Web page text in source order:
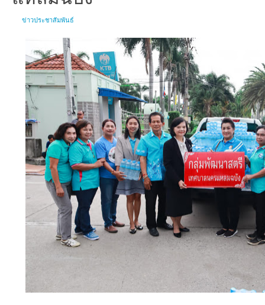
ข่าวประชาสัมพันธ์